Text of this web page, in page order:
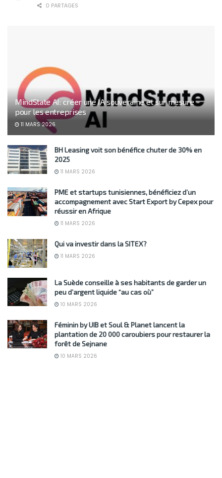
0 PARTAGES
MindState AI: créer une IA souveraine et sur mesure
pour les entreprises
11 MARS 2026
BH Leasing voit son bénéfice chuter de 30% en
2025
11 MARS 2026
PME et startups tunisiennes, bénéficiez d’un
accompagnement avec Start Export by Cepex pour
réussir en Afrique
11 MARS 2026
Qui va investir dans la SITEX?
11 MARS 2026
La Suède conseille à ses habitants de garder un
peu d’argent liquide “au cas où”
10 MARS 2026
Féminin by UIB et Soul & Planet lancent la
plantation de 20 000 caroubiers pour restaurer la
forêt de Sejnane
10 MARS 2026